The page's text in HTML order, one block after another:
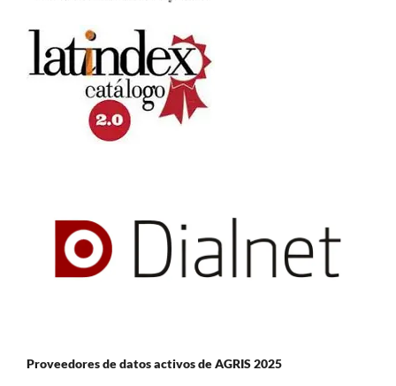
Proveedores de datos activos de AGRIS 2025